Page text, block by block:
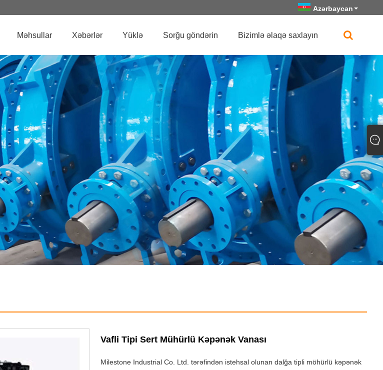
Azərbaycan
Məhsullar Xəbərlər Yüklə Sorğu göndərin Bizimlə əlaqə saxlayın
Vafli Tipi Sert Mühürlü Kəpənək Vanası
Milestone Industrial Co. Ltd. tərəfindən istehsal olunan dalğa tipli möhürlü kəpənək